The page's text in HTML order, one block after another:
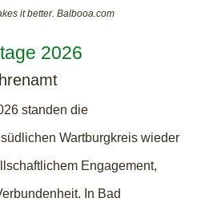
it better. Balbooa.com
2026
standen die
Wartburgkreis wieder
Engagement,
In Bad